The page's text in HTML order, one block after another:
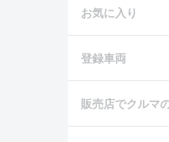
お気に入り
登録車両
販売店でクルマ